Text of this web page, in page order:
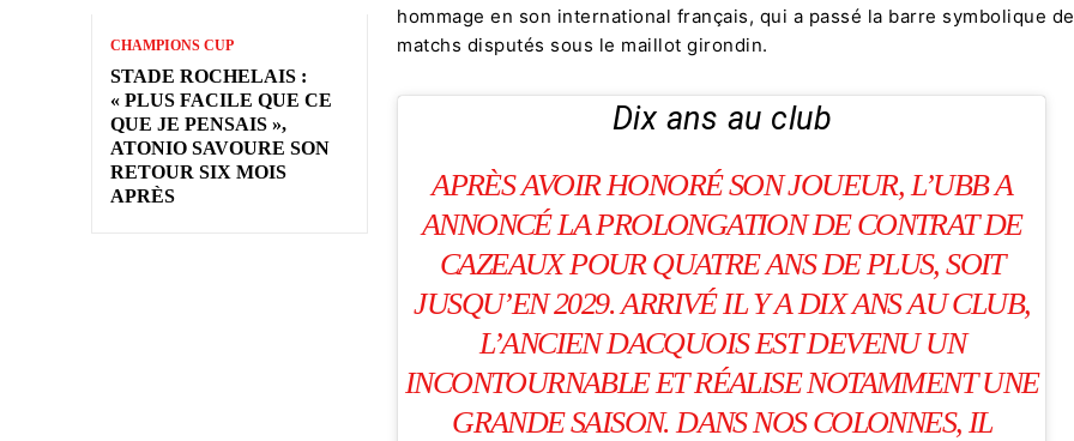
CHAMPIONS CUP
STADE ROCHELAIS :
« PLUS FACILE QUE CE
QUE JE PENSAIS »,
ATONIO SAVOURE SON
RETOUR SIX MOIS
APRÈS
hommage en son international français, qui a passé la barre symbolique
matchs disputés sous le maillot girondin.
Dix ans au club
APRÈS AVOIR HONORÉ SON JOUEUR, L’UBB A
ANNONCÉ LA PROLONGATION DE CONTRAT DE
CAZEAUX POUR QUATRE ANS DE PLUS, SOIT
JUSQU’EN 2029. ARRIVÉ IL Y A DIX ANS AU CLUB,
L’ANCIEN DACQUOIS EST DEVENU UN
INCONTOURNABLE ET RÉALISE NOTAMMENT UNE
GRANDE SAISON. DANS NOS COLONNES, IL